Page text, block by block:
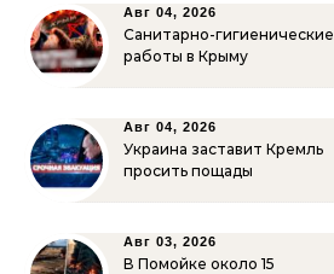
Авг 04, 2026
Санитарно-гигиенические
работы в Крыму
Авг 04, 2026
Украина заставит Кремль
просить пощады
Авг 03, 2026
В Помойке около 15